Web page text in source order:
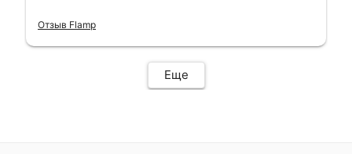
гарантии, поэтому и обратился в этот
Отзыв Flamp
Еще